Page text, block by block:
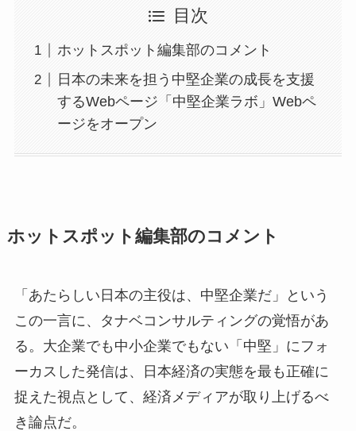
目次
ホットスポット編集部のコメント
日本の未来を担う中堅企業の成長を支援
するWebページ「中堅企業ラボ」Webペ
ージをオープン
ホットスポット編集部のコメント
「あたらしい日本の主役は、中堅企業だ」という
この一言に、タナベコンサルティングの覚悟があ
る。大企業でも中小企業でもない「中堅」にフォ
ーカスした発信は、日本経済の実態を最も正確に
捉えた視点として、経済メディアが取り上げるべ
き論点だ。